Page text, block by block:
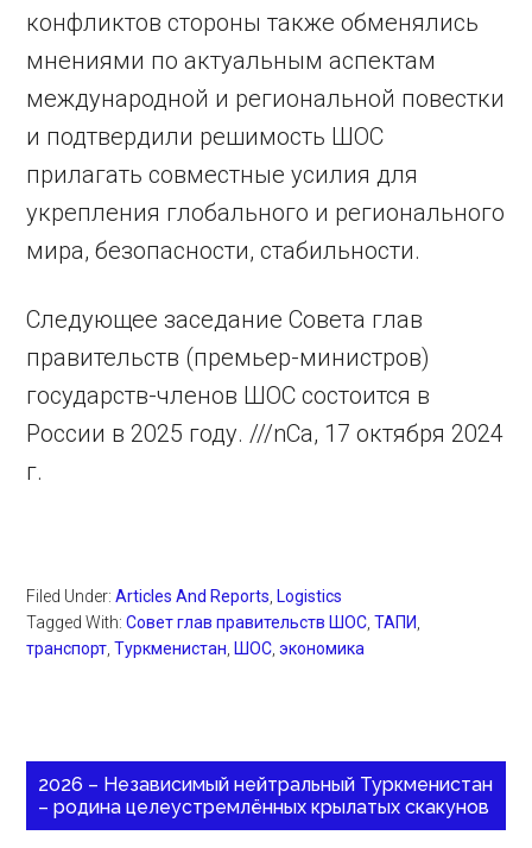
конфликтов стороны также обменялись
мнениями по актуальным аспектам
международной и региональной повестки
и подтвердили решимость ШОС
прилагать совместные усилия для
укрепления глобального и регионального
мира, безопасности, стабильности.
Следующее заседание Совета глав
правительств (премьер-министров)
государств-членов ШОС состоится в
России в 2025 году. ///nCa, 17 октября 2024
г.
Filed Under:Articles And Reports ,Logistics
Tagged With:Совет глав правительств ШОС ,ТАПИ
транспорт ,Туркменистан ,ШОС ,экономика
2026 – Независимый нейтральный Туркменистан
– родина целеустремлённых крылатых скакунов